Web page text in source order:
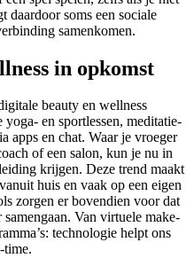
soms een sociale
samenkomen.
in opkomst
beauty en wellness
en sportlessen, meditatie-
apps en chat. Waar je vroeger
of een salon, kun je nu in
krijgen. Deze trend maakt
huis en vaak op een eigen
zorgen er bovendien voor dat
Van virtuele make-
technologie helpt ons
time.